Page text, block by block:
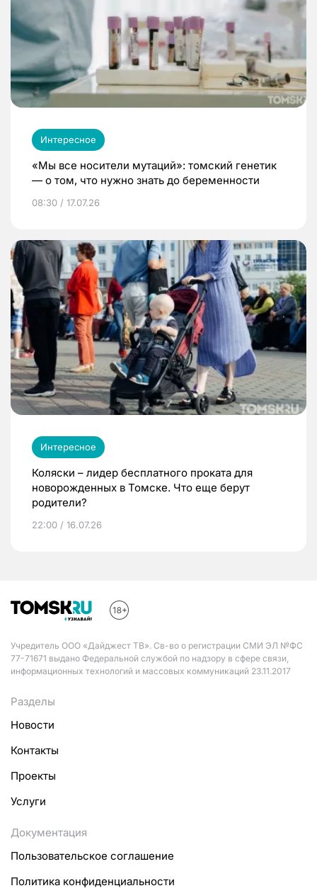
Интересное
«Мы все носители мутаций»: томский генетик
— о том, что нужно знать до беременности
08:30 / 17.07.26
Интересное
Коляски – лидер бесплатного проката для
новорожденных в Томске. Что еще берут
родители?
22:00 / 16.07.26
Учредитель ООО «Дайджест ТВ». Св-во о регистрации СМИ ЭЛ №ФС
77-71671 выдано Федеральной службой по надзору в сфере связи,
информационных технологий и массовых коммуникаций 23.11.2017
Разделы
Новости
Контакты
Проекты
Услуги
Документация
Пользовательское соглашение
Политика конфиденциальности